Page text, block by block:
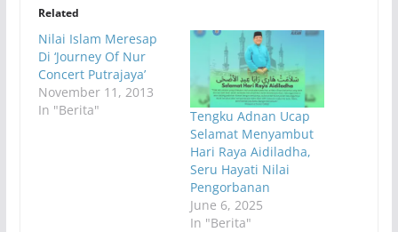
Related
Nilai Islam Meresap
Di ‘Journey Of Nur
Concert Putrajaya’
November 11, 2013
In "Berita"
Tengku Adnan Ucap
Selamat Menyambut
Hari Raya Aidiladha,
Seru Hayati Nilai
Pengorbanan
June 6, 2025
In "Berita"